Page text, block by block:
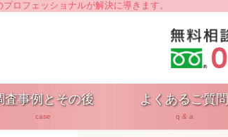
ロフェッショナルが解決に導きます。
査事例とその後
case
よくあるご質問
q & a